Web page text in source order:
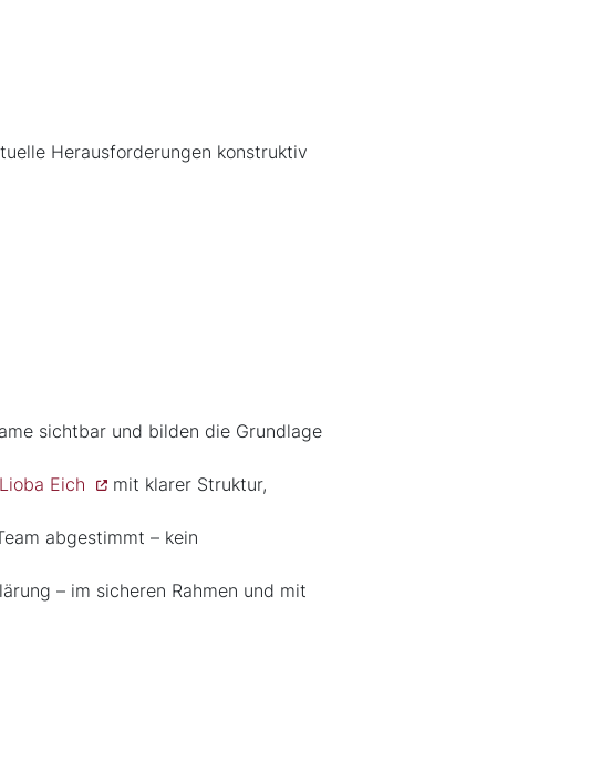
Herausforderungen konstruktiv
sichtbar und bilden die Grundlage
Eich
mit klarer Struktur,
abgestimmt – kein
– im sicheren Rahmen und mit